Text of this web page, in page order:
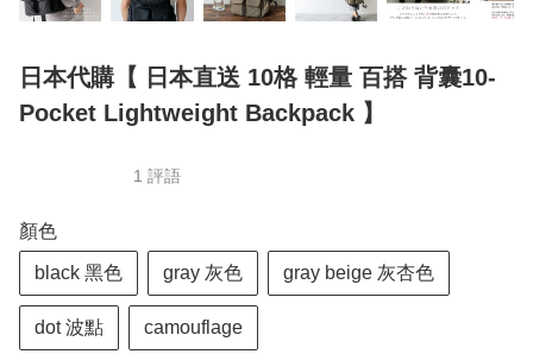
日本代購【 日本直送 10格 輕量 百搭 背囊10-
Pocket Lightweight Backpack 】
1 評語
顏色
black 黑色 gray 灰色 gray beige 灰杏色
dot 波點 camouflage